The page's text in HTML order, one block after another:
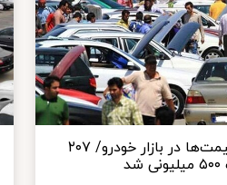
آخرین قیمت‌ها در بازار خودرو/ ۲۰۷